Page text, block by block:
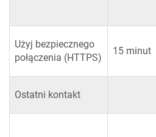
Użyj bezpiecznego
połączenia (HTTPS)
15 minut
Ostatni kontakt